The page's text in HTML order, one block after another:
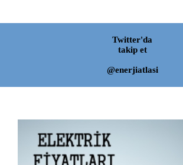
Twitter'da
takip et
@enerjiatlasi